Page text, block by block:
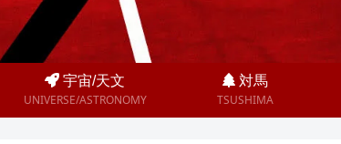
宇宙/天文
UNIVERSE/ASTRONOMY
対馬
TSUSHIMA